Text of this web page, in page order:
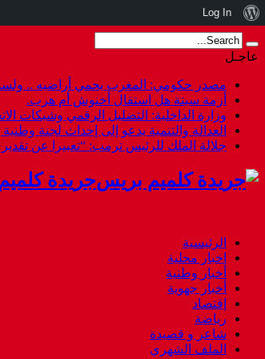
عاجـل
مصدر حكومي: المغرب يحمي أراضيه ..
أزمة سبتة هل استقال أخنوش أم هرب.
وزارة الداخلية: التضليل الرقمي وشبكات
العدالة والتنمية يدعو إلى إحداث لجنة
جلالة الملك للرئيس ترمب: “تعبيرا عن
جريدة
الرئيسية
اخبار محلية
أخبار وطنية
أخبار جهوية
إقتصاد
رياضة
شاعر و قصيدة
الملف الشهري
نبذة
عن
ووردبريس
Log In